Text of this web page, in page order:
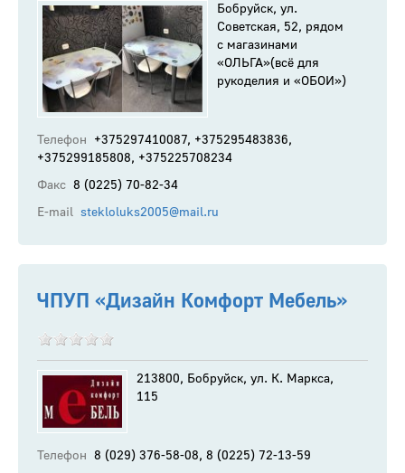
Бобруйск, ул.
Советская, 52, рядом
с магазинами
«ОЛЬГА»(всё для
рукоделия и «ОБОИ»)
Телефон +375297410087, +375295483836,
+375299185808, +375225708234
Факс 8 (0225) 70-82-34
E-mail stekloluks2005@mail.ru
ЧПУП «Дизайн Комфорт Мебель»
213800, Бобруйск, ул. К. Маркса,
115
Телефон 8 (029) 376-58-08, 8 (0225) 72-13-59